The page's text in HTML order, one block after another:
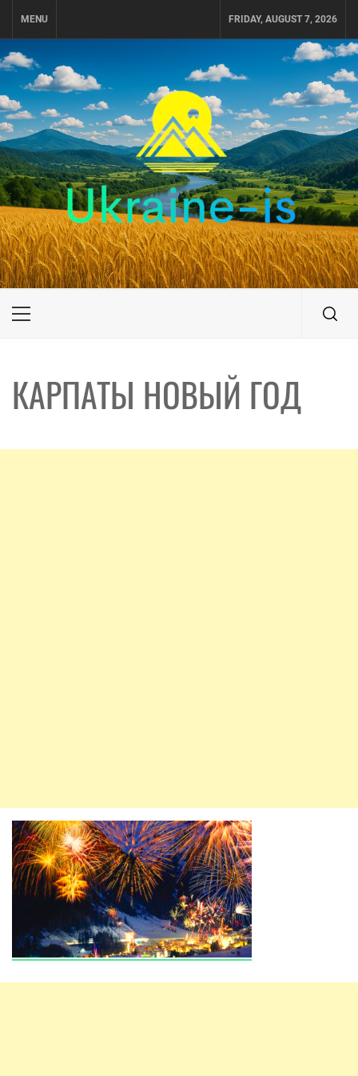
MENU FRIDAY, AUGUST 7, 2026
UKRAINE-IS
ПУТЕШЕСТВИЕ ПО УКРАИНЕ
Primary
КАРПАТЫ НОВЫЙ ГОД